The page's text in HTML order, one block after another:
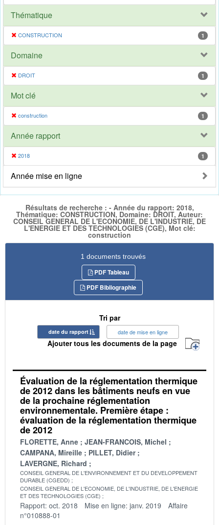
Thématique
CONSTRUCTION 1
Domaine
DROIT 1
Mot clé
construction 1
Année rapport
2018 1
Année mise en ligne
Résultats de recherche : - Année du rapport: 2018,
Thématique: CONSTRUCTION, Domaine: DROIT, Auteur:
CONSEIL GENERAL DE L'ECONOMIE, DE L'INDUSTRIE, DE
L'ENERGIE ET DES TECHNOLOGIES (CGE), Mot clé:
construction
1 documents trouvés
PDF Tableau
PDF Bibliographie
Tri par
date du rapport date de mise en ligne
Ajouter tous les documents de la page
Évaluation de la réglementation thermique
de 2012 dans les bâtiments neufs en vue
de la prochaine réglementation
environnementale. Première étape :
évaluation de la réglementation thermique
de 2012
FLORETTE, Anne
JEAN-FRANCOIS, Michel
CAMPANA, Mireille
PILLET, Didier
LAVERGNE, Richard
CONSEIL GENERAL DE L'ENVIRONNEMENT ET DU DEVELOPPEMENT
DURABLE (CGEDD)
CONSEIL GENERAL DE L'ECONOMIE, DE L'INDUSTRIE, DE L'ENERGIE
ET DES TECHNOLOGIES (CGE)
Rapport: oct. 2018 Mise en ligne: janv. 2019
Affaire
n°010888-01